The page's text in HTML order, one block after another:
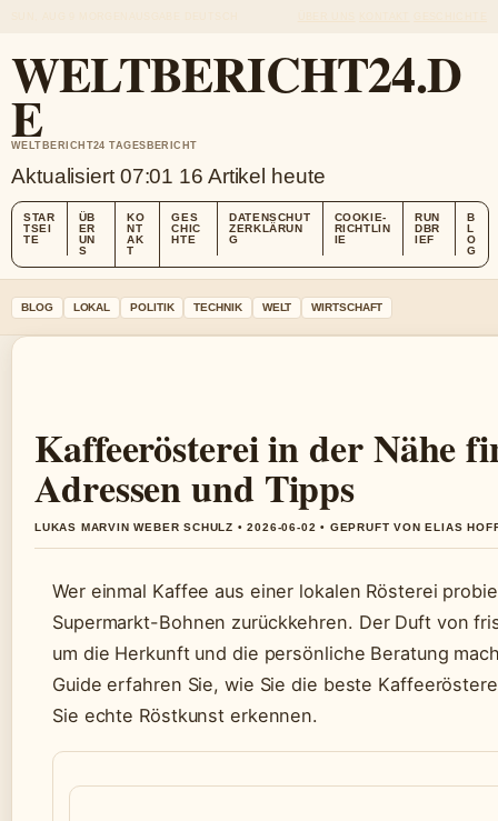
WELTBERICHT24.D
E
WELTBERICHT24 TAGESBERICHT
Aktualisiert 07:01 16 Artikel heute
STAR
TSEI
TE
ÜB
ER
UN
S
KO
NT
AK
T
GES
CHIC
HTE
DATENSCHUT
ZERKLÄRUN
G
COOKIE-
RICHTLIN
IE
RUN
DBR
IEF
B
L
O
G
BLOG LOKAL POLITIK TECHNIK WELT WIRTSCHAFT
Kaffeerösterei in der Nähe
Adressen und Tipps
LUKAS MARVIN WEBER SCHULZ • 2026-06-02 • GEPRUFT VON ELIAS
Wer einmal Kaffee aus einer lokalen Rösterei
Supermarkt-Bohnen zurückkehren. Der Duft von
um die Herkunft und die persönliche Beratung
Guide erfahren Sie, wie Sie die beste
Sie echte Röstkunst erkennen.